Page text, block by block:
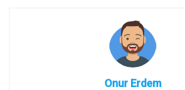
Onur Erdem